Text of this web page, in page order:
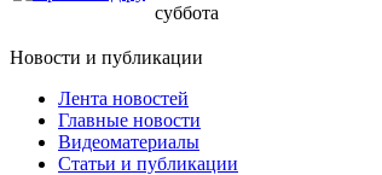
суббота
Новости и публикации
Лента новостей
Главные новости
Видеоматериалы
Статьи и публикации